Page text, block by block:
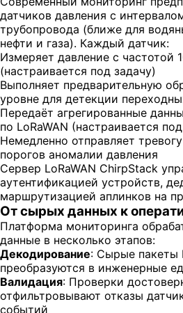
датчиков давления с
трубопровода (ближе для
нефти и газа). Каждый датчик:
Измеряет давление с частотой
(настраивается под задачу)
Выполняет предварительную
уровне для детекции
Передаёт агрегированные
по LoRaWAN (настраивается
Немедленно отправляет
порогов аномалии давления
Сервер LoRaWAN ChirpStack
аутентификацией устройств,
маршрутизацией аплинков на
От сырых данных к
Платформа мониторинга
данные в несколько этапов:
Декодирование: Сырые пакеты
преобразуются в инженерные
Валидация: Проверки
отфильтровывают отказы
событий